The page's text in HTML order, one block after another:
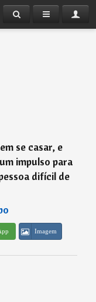
se casar, e
impulso para
difícil de
Imagem